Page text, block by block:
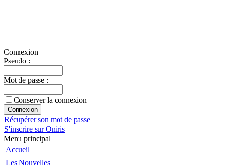
Connexion
Pseudo :
Mot de passe :
Conserver la connexion
Récupérer son mot de passe
S'inscrire sur Oniris
Menu principal
Accueil
Les Nouvelles